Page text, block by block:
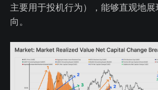
主要用于投机行为），能够直观地
向。